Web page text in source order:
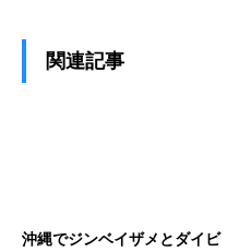
関連記事
沖縄でジンベイザメとダイビ